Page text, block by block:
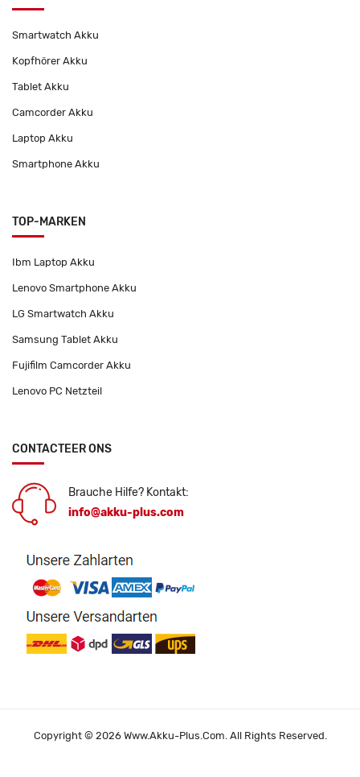
Smartwatch Akku
Kopfhörer Akku
Tablet Akku
Camcorder Akku
Laptop Akku
Smartphone Akku
TOP-MARKEN
Ibm Laptop Akku
Lenovo Smartphone Akku
LG Smartwatch Akku
Samsung Tablet Akku
Fujifilm Camcorder Akku
Lenovo PC Netzteil
CONTACTEER ONS
Brauche Hilfe? Kontakt:
info@akku-plus.com
Copyright © 2026 Www.akku-Plus.com. All Rights Reserved.